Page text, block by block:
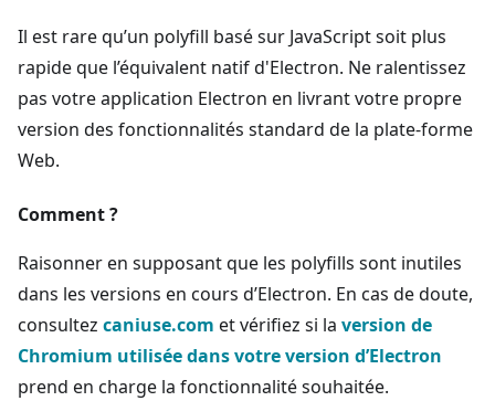
Il est rare qu’un polyfill basé sur JavaScript soit plus
rapide que l’équivalent natif d'Electron. Ne ralentissez
pas votre application Electron en livrant votre propre
version des fonctionnalités standard de la plate-forme
Web.
Comment ?
Raisonner en supposant que les polyfills sont inutiles
dans les versions en cours d’Electron. En cas de doute,
consultez caniuse.com et vérifiez si la version de
Chromium utilisée dans votre version d’Electron
prend en charge la fonctionnalité souhaitée.